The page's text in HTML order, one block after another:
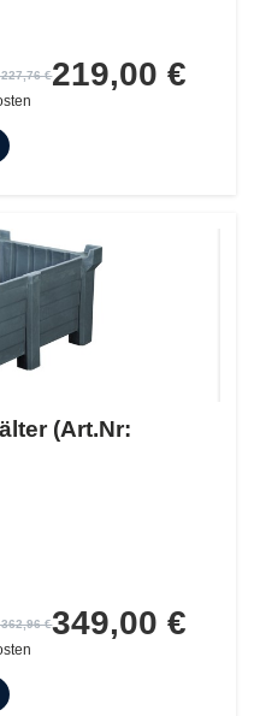
227,76 €219,00 €
(Art.Nr:
362,96 €349,00 €